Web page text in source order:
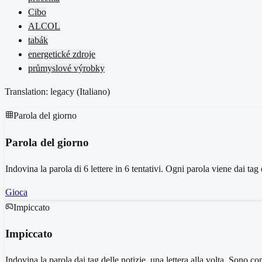
Cibo
ALCOL
tabák
energetické zdroje
průmyslové výrobky
Translation: legacy (Italiano)
Parola del giorno
Parola del giorno
Indovina la parola di 6 lettere in 6 tentativi. Ogni parola viene dai
Gioca
Impiccato
Impiccato
Indovina la parola dai tag delle notizie, una lettera alla volta. Sono